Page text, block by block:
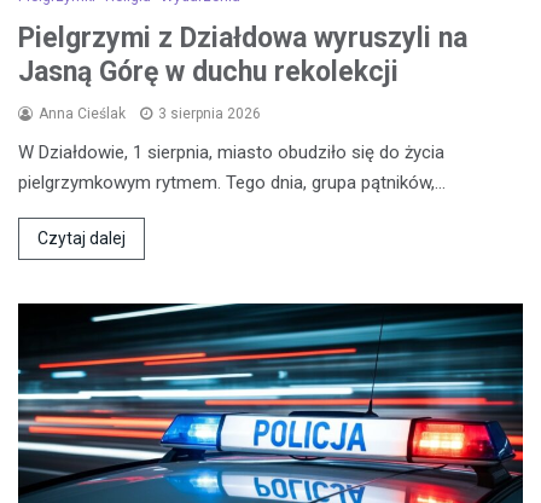
Pielgrzymi z Działdowa wyruszyli na
Jasną Górę w duchu rekolekcji
Anna Cieślak 3 sierpnia 2026
W Działdowie, 1 sierpnia, miasto obudziło się do życia
pielgrzymkowym rytmem. Tego dnia, grupa pątników,…
Czytaj dalej